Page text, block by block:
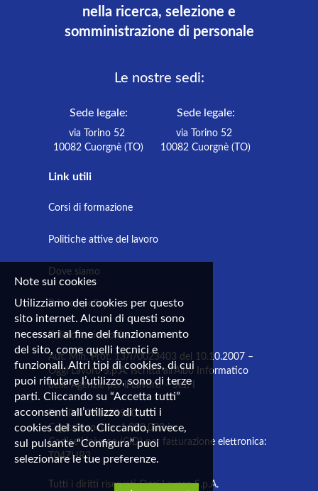
nella ricerca, selezione e
somministrazione di personale
Le nostre sedi:
Sede legale:
via Torino 52
10082 Cuorgnè (TO)
Sede legale:
via Torino 52
10082 Cuorgnè (TO)
Link utili
Corsi di formazione
Politiche attive del lavoro
Dove siamo
Privacy policy
Politica sui cookies
Aut. Min. Prot. 13/I/0023403 del 10.10.2007 –
Oggi Lavoro S.p.A. Iscritta all’Albo Informatico
delle Agenzie per il Lavoro – Sez. I
Part.IVA 09165890014
Capitale sociale: 1.000.000 i.v.
Codice Univoco (CID) per fatturazione elettronica:
T04ZHR3
Tutti i diritti riservati Oggi Lavoro S.p.A.
Note sui cookies
Utilizziamo dei cookies per questo
sito internet. Alcuni di questi sono
necessari al fine del funzionamento
del sito, come quelli tecnici e
funzionali. Altri tipi di cookies, di cui
puoi rifiutare l’utilizzo, sono di terze
parti. Cliccando su “Accetta tutti”
acconsenti all’utilizzo di tutti i
cookies del sito. Cliccando, invece,
sul pulsante “Configura” puoi
selezionare le tue preferenze.